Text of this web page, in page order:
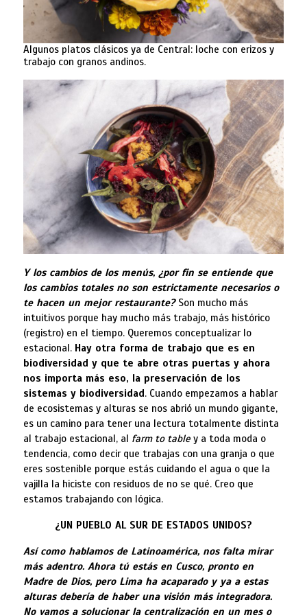
Algunos platos clásicos ya de Central: loche con erizos y
trabajo con granos andinos.
Y los cambios de los menús, ¿por fin se entiende que
los cambios totales no son estrictamente necesarios o
te hacen un mejor restaurante? Son mucho más
intuitivos porque hay mucho más trabajo, más histórico
(registro) en el tiempo. Queremos conceptualizar lo
estacional. Hay otra forma de trabajo que es en
biodiversidad y que te abre otras puertas y ahora
nos importa más eso, la preservación de los
sistemas y biodiversidad. Cuando empezamos a hablar
de ecosistemas y alturas se nos abrió un mundo gigante,
es un camino para tener una lectura totalmente distinta
al trabajo estacional, al farm to tabley a toda moda o
tendencia, como decir que trabajas con una granja o que
eres sostenible porque estás cuidando el agua o que la
vajilla la hiciste con residuos de no se qué. Creo que
estamos trabajando con lógica.
¿UN PUEBLO AL SUR DE ESTADOS UNIDOS?
Así como hablamos de Latinoamérica, nos falta mirar
más adentro. Ahora tú estás en Cusco, pronto en
Madre de Dios, pero Lima ha acaparado y ya a estas
alturas debería de haber una visión más integradora.
No vamos a solucionar la centralización en un mes o